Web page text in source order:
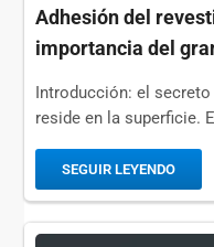
Adhesión del
importancia del
Introducción: el
reside en la superficie.
recubrimiento FBE
SEGUIR LEYENDO